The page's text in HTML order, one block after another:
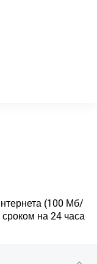
(100 Мб/
на 24 часа